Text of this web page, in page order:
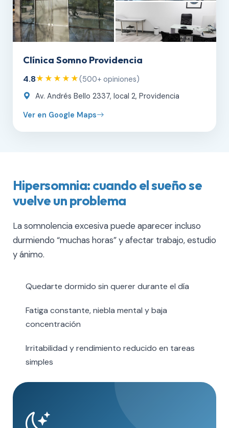
Clínica Somno Providencia
4.8★★★★★(500+ opiniones)
Av. Andrés Bello 2337, local 2, Providencia
Ver en Google Maps
Hipersomnia: cuando el sueño se
vuelve un problema
La somnolencia excesiva puede aparecer incluso
durmiendo “muchas horas” y afectar trabajo, estudio
y ánimo.
Quedarte dormido sin querer durante el día
Fatiga constante, niebla mental y baja
concentración
Irritabilidad y rendimiento reducido en tareas
simples